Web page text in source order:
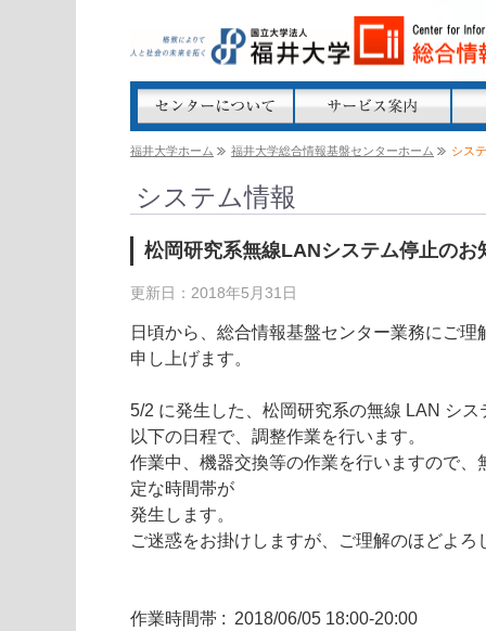
福井大学ホーム 福井大学総合情報基盤センターホーム シス
システム情報
松岡研究系無線LANシステム停止のお
更新日：2018年5月31日
日頃から、総合情報基盤センター業務にご
申し上げます。
5/2 に発生した、松岡研究系の無線 LAN シ
以下の日程で、調整作業を行います。
作業中、機器交換等の作業を行いますので、
定な時間帯が
発生します。
ご迷惑をお掛けしますが、ご理解のほどよろ
作業時間帯 : 2018/06/05 18:00-20:00